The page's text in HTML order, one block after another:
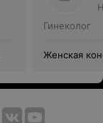
Гинеколог
Женская